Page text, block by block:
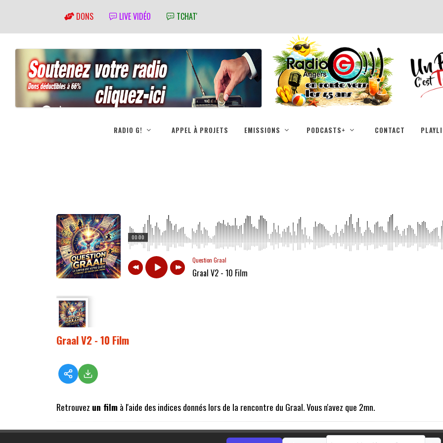
DONS LIVE VIDÉO TCHAT'
RADIO G! APPEL À PROJETS EMISSIONS PODCASTS+ CONTACT
00:00
Question Graal
Graal V2 - 10 Film
Graal V2 - 10 Film
Retrouvez un filmà l'aide des indices donnés lors de la rencontre du Graal. Vous n'avez que 2mn.